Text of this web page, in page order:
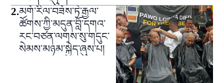
2.མགོ་རིལ་བཟོས་ཏེ་རྒྱལ་
ཚོགས་ཀྱི་མདུན་བློ་དགའ་
རང་བཙན་ལགས་སུ་གདུང་
སེམས་མཉམ་སྐྱེད་ཞུས་པ།